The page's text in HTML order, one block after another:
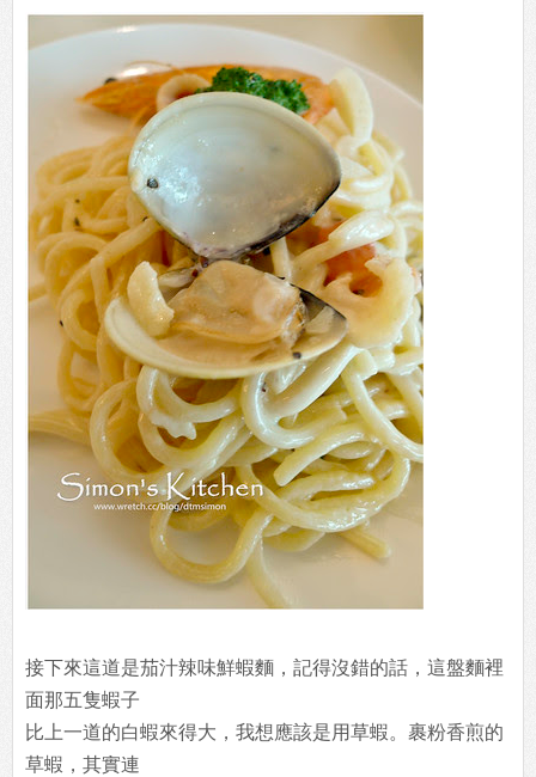
接下來這道是茄汁辣味鮮蝦麵，記得沒錯的話，這盤麵裡
面那五隻蝦子
比上一道的白蝦來得大，我想應該是用草蝦。裹粉香煎的
草蝦，其實連